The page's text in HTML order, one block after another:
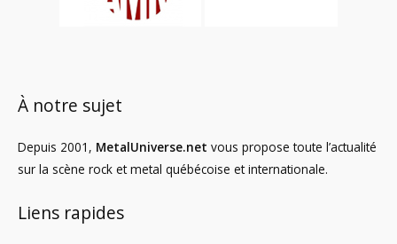
À notre sujet
Depuis 2001, MetalUniverse.net vous propose toute l’actualité
sur la scène rock et metal québécoise et internationale.
Liens rapides